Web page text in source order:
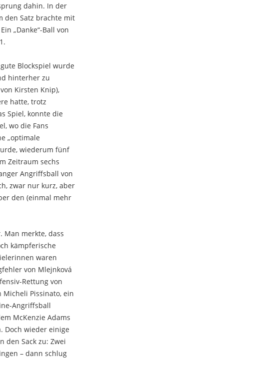
dahin. In der
den Satz brachte mit
„Danke“-Ball von
Blockspiel wurde
hinterher zu
Kirsten Knip),
hatte, trotz
Spiel, konnte die
wo die Fans
„optimale
wiederum fünf
Zeitraum sechs
Angriffsball von
zwar nur kurz, aber
den (einmal mehr
Man merkte, dass
kämpferische
waren
von Mlejnková
Rettung von
Pissinato, ein
Angriffsball
McKenzie Adams
Doch wieder einige
den Sack zu: Zwei
– dann schlug